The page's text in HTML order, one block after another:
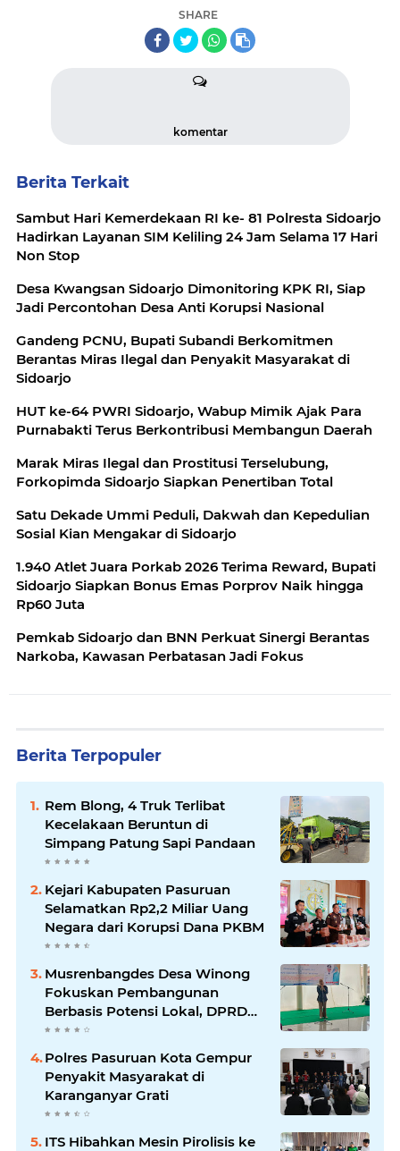
SHARE
komentar
Berita Terkait
Sambut Hari Kemerdekaan RI ke- 81 Polresta Sidoarjo
Hadirkan Layanan SIM Keliling 24 Jam Selama 17 Hari
Non Stop
Desa Kwangsan Sidoarjo Dimonitoring KPK RI, Siap
Jadi Percontohan Desa Anti Korupsi Nasional
Gandeng PCNU, Bupati Subandi Berkomitmen
Berantas Miras Ilegal dan Penyakit Masyarakat di
Sidoarjo
HUT ke-64 PWRI Sidoarjo, Wabup Mimik Ajak Para
Purnabakti Terus Berkontribusi Membangun Daerah
Marak Miras Ilegal dan Prostitusi Terselubung,
Forkopimda Sidoarjo Siapkan Penertiban Total
Satu Dekade Ummi Peduli, Dakwah dan Kepedulian
Sosial Kian Mengakar di Sidoarjo
1.940 Atlet Juara Porkab 2026 Terima Reward, Bupati
Sidoarjo Siapkan Bonus Emas Porprov Naik hingga
Rp60 Juta
Pemkab Sidoarjo dan BNN Perkuat Sinergi Berantas
Narkoba, Kawasan Perbatasan Jadi Fokus
Berita Terpopuler
Rem Blong, 4 Truk Terlibat
Kecelakaan Beruntun di
Simpang Patung Sapi Pandaan
Kejari Kabupaten Pasuruan
Selamatkan Rp2,2 Miliar Uang
Negara dari Korupsi Dana PKBM
Musrenbangdes Desa Winong
Fokuskan Pembangunan
Berbasis Potensi Lokal, DPRD
Optimistis Meski Dihantam
Polres Pasuruan Kota Gempur
Penyakit Masyarakat di
Karanganyar Grati
ITS Hibahkan Mesin Pirolisis ke